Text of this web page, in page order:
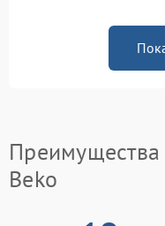
Преимущества
Beko